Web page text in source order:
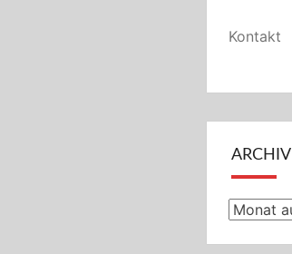
Kontakt
ARCHIV
Archiv